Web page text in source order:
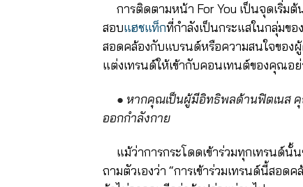
การติดตามหน้า For You เป็นจุดเริ่ม
สอบแฮชแท็กที่กำลังเป็นกระแสในกลุ่มข
สอดคล้องกับแบรนด์หรือความสนใจขอ
แต่งเทรนด์ให้เข้ากับคอนเทนต์ของคุณอย่
● หากคุณเป็นผู้มีอิทธิพลด้านฟิตเนส คุ
ออกกำลังกาย
แม้ว่าการกระโดดเข้าร่วมทุกเทรนด์
ถามตัวเองว่า “การเข้าร่วมเทรนด์นี้สอ